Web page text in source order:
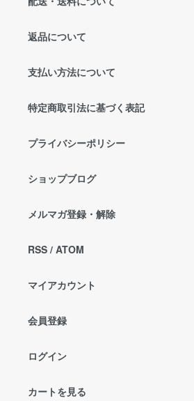
返品について
支払い方法について
特定商取引法に基づく表記
プライバシーポリシー
ショップブログ
メルマガ登録・解除
RSS / ATOM
マイアカウント
会員登録
ログイン
カートを見る